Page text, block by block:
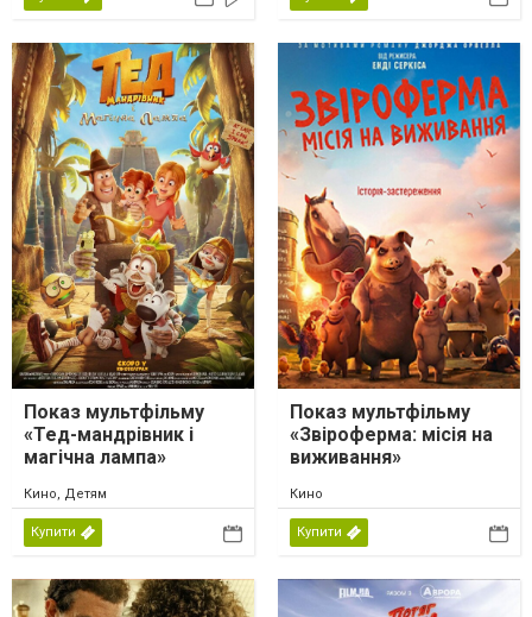
Показ мультфільму
«Тед-мандрівник і
магічна лампа»
Кино, Детям
Купити
Показ мультфільму
«Звіроферма: місія на
виживання»
Кино
Купити